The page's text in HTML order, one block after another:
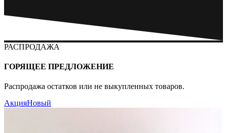
РАСПРОДАЖА
ГОРЯЩЕЕ ПРЕДЛОЖЕНИЕ
Распродажа остатков или не выкупленных товаров.
АкцияНовый